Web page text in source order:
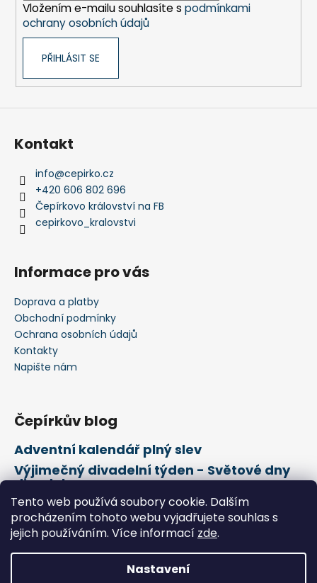
Tento web používá soubory cookie. Dalším
procházením tohoto webu vyjadřujete souhlas s
jejich používáním. Více informací zde.
Nastavení
Vložením e-mailu souhlasíte s podmínkami
ochrany osobních údajů
PŘIHLÁSIT SE
Kontakt
info@cepirko.cz
+420 606 802 696
Čepírkovo království na FB
cepirkovo_kralovstvi
Informace pro vás
Doprava a platby
Obchodní podmínky
Ochrana osobních údajů
Kontakty
Napište nám
Čepírkův blog
Adventní kalendář plný slev
Výjimečný divadelní týden - Světové dny
divadel
21. února Mezinárodní den mateřského
jazyka
Vytvořil Shoptet